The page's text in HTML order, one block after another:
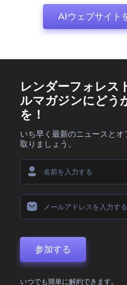
AIウェブサイト
レンダーフォレス
ルマガジンにどう
を！
いち早く最新のニュースとオ
取りましょう。
参加する
いつでも簡単に解約できます。